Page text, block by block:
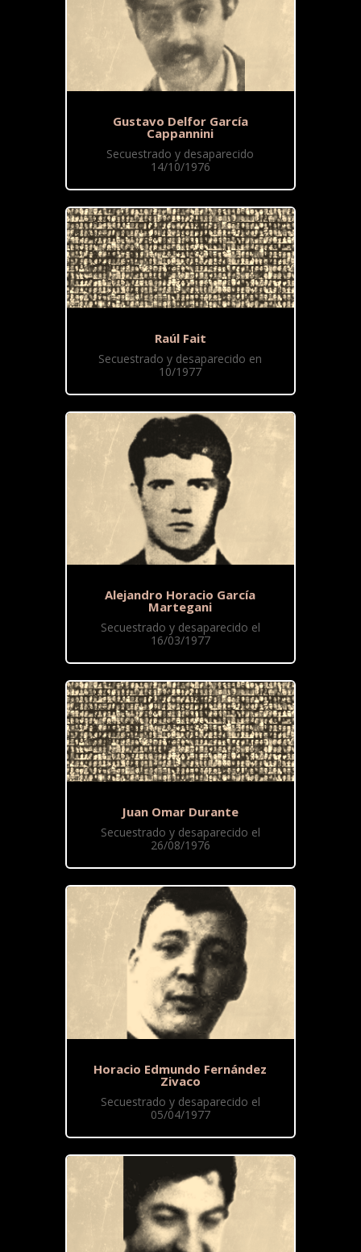
Gustavo Delfor García
Cappannini
Secuestrado y desaparecido
14/10/1976
Raúl Fait
Secuestrado y desaparecido en
10/1977
Alejandro Horacio García
Martegani
Secuestrado y desaparecido el
16/03/1977
Juan Omar Durante
Secuestrado y desaparecido el
26/08/1976
Horacio Edmundo Fernández
Zivaco
Secuestrado y desaparecido el
05/04/1977